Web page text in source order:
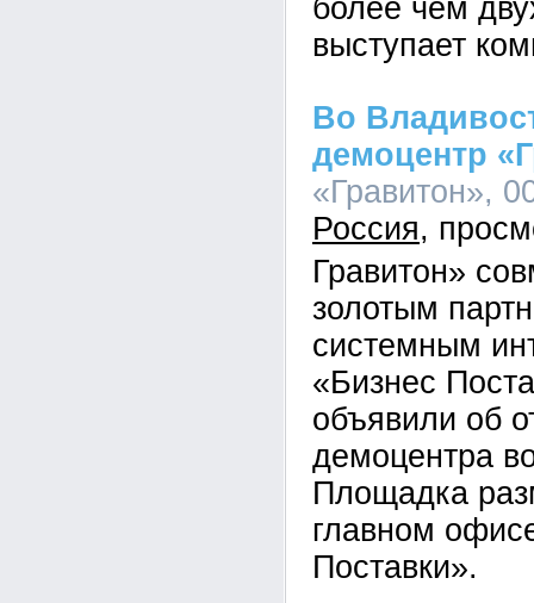
более чем
выступает
Во
демоцентр
«Гравитон»,
Россия
Гравитон»
золотым
системным
«Бизнес
объявили об
демоцентра
Площадка
главном
Поставки».